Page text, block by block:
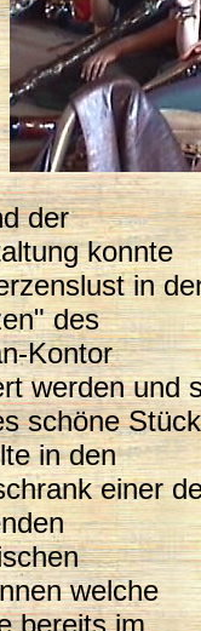
der
konnte
in
des
Kontor
werden und
schöne Stück
in den
einer
welche
bereits im